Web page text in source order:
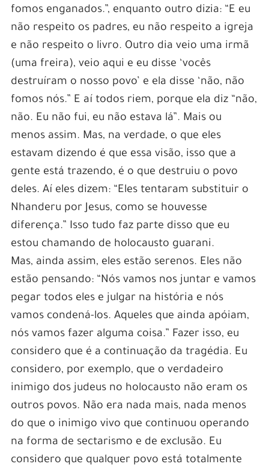
fomos enganados.”, enquanto outro dizia: “E eu
não respeito os padres, eu não respeito a igreja
e não respeito o livro. Outro dia veio uma irmã
(uma freira), veio aqui e eu disse ‘vocês
destruíram o nosso povo’ e ela disse ‘não, não
fomos nós.” E aí todos riem, porque ela diz “não,
não. Eu não fui, eu não estava lá”. Mais ou
menos assim. Mas, na verdade, o que eles
estavam dizendo é que essa visão, isso que a
gente está trazendo, é o que destruiu o povo
deles. Aí eles dizem: “Eles tentaram substituir o
Nhanderu por Jesus, como se houvesse
diferença.” Isso tudo faz parte disso que eu
estou chamando de holocausto guarani.
Mas, ainda assim, eles estão serenos. Eles não
estão pensando: “Nós vamos nos juntar e vamos
pegar todos eles e julgar na história e nós
vamos condená-los. Aqueles que ainda apóiam,
nós vamos fazer alguma coisa.” Fazer isso, eu
considero que é a continuação da tragédia. Eu
considero, por exemplo, que o verdadeiro
inimigo dos judeus no holocausto não eram os
outros povos. Não era nada mais, nada menos
do que o inimigo vivo que continuou operando
na forma de sectarismo e de exclusão. Eu
considero que qualquer povo está totalmente